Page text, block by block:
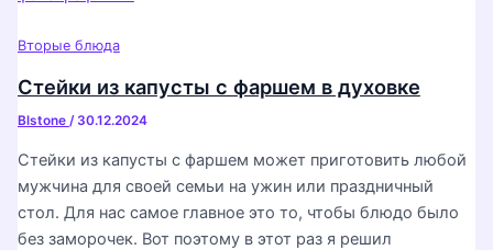
Вторые блюда
Стейки из капусты с фаршем в духовке
Blstone / 30.12.2024
Стейки из капусты с фаршем может приготовить любой
мужчина для своей семьи на ужин или праздничный
стол. Для нас самое главное это то, чтобы блюдо было
без заморочек. Вот поэтому в этот раз я решил